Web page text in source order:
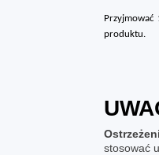
Przyjmować
produktu.
stosować